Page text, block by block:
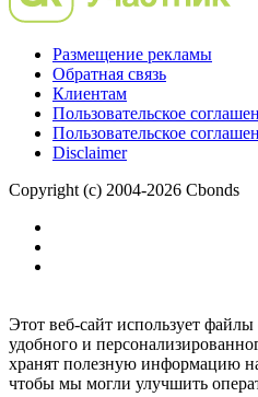
Размещение рекламы
Обратная связь
Клиентам
Пользовательское
Пользовательское
Disclaimer
Copyright (c) 2004-2026 Cbonds
Этот веб-сайт использует
удобного и
хранят полезную информацию
чтобы мы могли улучшить